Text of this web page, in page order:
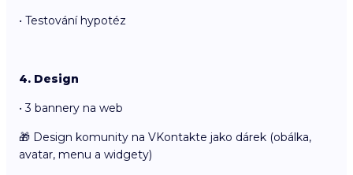
• Testování hypotéz
4. Design
• 3 bannery na web
🎁 Design komunity na VKontakte jako dárek (obálka,
avatar, menu a widgety)